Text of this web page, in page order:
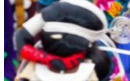
Kashgar
Turpan
Sud Est
Canton 广州
Fujian 福建
Hong Kong 香港
Hunan 湖南
Ile d’Hainan 海南